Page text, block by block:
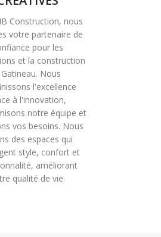
Construction, nous
votre partenaire de
pour les
et la construction
Nous
l'excellence
à l'innovation,
notre équipe et
vos besoins. Nous
des espaces qui
style, confort et
améliorant
qualité de vie.